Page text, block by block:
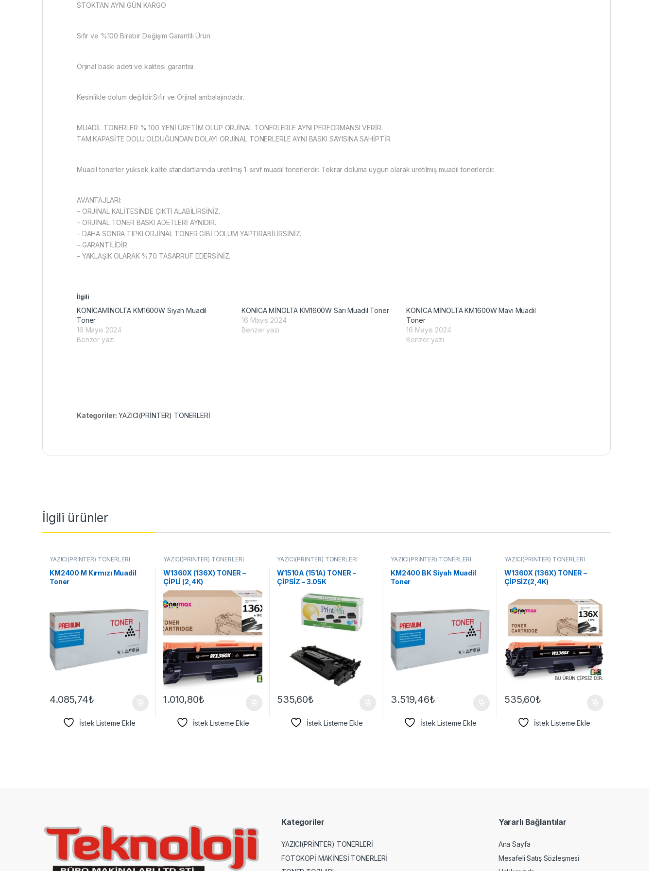
STOKTAN AYNI GÜN KARGO
Sıfır ve %100 Birebir Değişim Garantili Ürün
Orjinal baskı adeti ve kalitesi garantisi.
Kesinlikle dolum değildir.Sıfır ve Orjinal ambalajındadır.
MUADİL TONERLER % 100 YENİ ÜRETİM OLUP ORJİNAL TONERLERLE AYNI PERFORMANSI VERİR.
TAM KAPASİTE DOLU OLDUĞUNDAN DOLAYI ORJİNAL TONERLERLE AYNI BASKI SAYISINA SAHİPTİR.
Muadil tonerler yüksek kalite standartlarında üretilmiş 1. sınıf muadil tonerlerdir. Tekrar doluma uygun olarak üretilmiş muadil tonerlerdir.
AVANTAJLARI:
– ORJİNAL KALİTESİNDE ÇIKTI ALABİLİRSİNİZ.
– ORJİNAL TONER BASKI ADETLERİ AYNIDIR.
– DAHA SONRA TIPKI ORJİNAL TONER GİBİ DOLUM YAPTIRABİLİRSİNİZ.
– GARANTİLİDİR
– YAKLAŞIK OLARAK %70 TASARRUF EDERSİNİZ.
İlgili
KONİCAMİNOLTA KM1600W Siyah Muadil
Toner
16 Mayıs 2024
Benzer yazı
KONİCA MİNOLTA KM1600W Sarı Muadil Toner
16 Mayıs 2024
Benzer yazı
KONİCA MİNOLTA KM1600W Mavi Muadil
Toner
16 Mayıs 2024
Benzer yazı
Kategoriler:YAZICI(PRİNTER) TONERLERİ
İlgili ürünler
YAZICI(PRİNTER) TONERLERİ
KM2400 M Kırmızı Muadil
Toner
4.085,74₺
İstek Listeme Ekle
YAZICI(PRİNTER) TONERLERİ
W1360X (136X) TONER –
ÇİPLİ (2,4K)
1.010,80₺
İstek Listeme Ekle
YAZICI(PRİNTER) TONERLERİ
W1510A (151A) TONER –
ÇİPSİZ – 3.05K
535,60₺
İstek Listeme Ekle
YAZICI(PRİNTER) TONERLERİ
KM2400 BK Siyah Muadil
Toner
3.519,46₺
İstek Listeme Ekle
YAZICI(PRİNTER) TONERLERİ
W1360X (136X) TONER –
ÇİPSİZ(2,4K)
535,60₺
İstek Listeme Ekle
Kategoriler
YAZICI(PRİNTER) TONERLERİ
FOTOKOPİ MAKİNESİ TONERLERİ
Yararlı Bağlantılar
Ana Sayfa
Mesafeli Satış Sözleşmesi